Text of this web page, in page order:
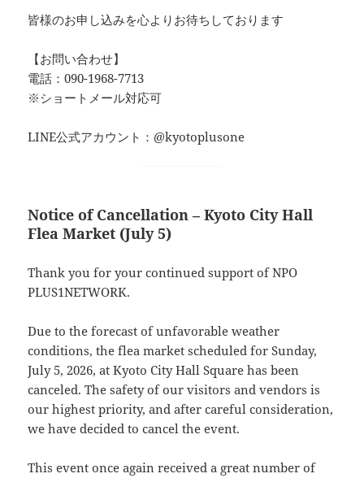
皆様のお申し込みを心よりお待ちしております
【お問い合わせ】
電話：090-1968-7713
※ショートメール対応可
LINE公式アカウント：@kyotoplusone
Notice of Cancellation – Kyoto City Hall
Flea Market (July 5)
Thank you for your continued support of NPO
PLUS1NETWORK.
Due to the forecast of unfavorable weather
conditions, the flea market scheduled for Sunday,
July 5, 2026, at Kyoto City Hall Square has been
canceled. The safety of our visitors and vendors is
our highest priority, and after careful consideration,
we have decided to cancel the event.
This event once again received a great number of